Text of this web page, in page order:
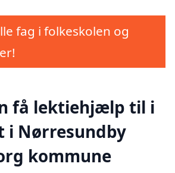
fag i folkeskolen og
få lektiehjælp til i
i Nørresundby
kommune